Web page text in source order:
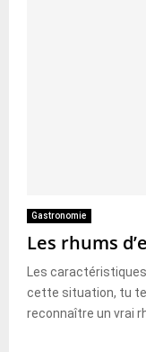
Gastronomie
Les rhums
Les
cette situation, tu
reconnaître un vrai